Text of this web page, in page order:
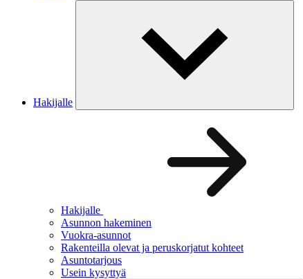
Hakijalle
Hakijalle
Asunnon hakeminen
Vuokra-asunnot
Rakenteilla olevat ja peruskorjatut kohteet
Asuntotarjous
Usein kysyttyä